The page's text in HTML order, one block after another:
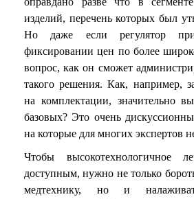
изделий, перечень которых был
Но даже если регулятор
фиксировании цен по более
вопрос, как он сможет
такого решения. Как, например,
на комплектации, значительно
базовых? Это очень
на которые для многих экспертов
Чтобы высокотехнологичное
доступным, нужно не только
медтехнику, но и